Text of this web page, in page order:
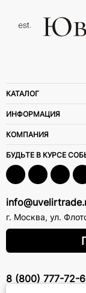
КАТАЛОГ
ИНФОРМАЦИЯ
КОМПАНИЯ
БУДЬТЕ В КУРСЕ
г. Москва, ул.
8 (800) 777-72-